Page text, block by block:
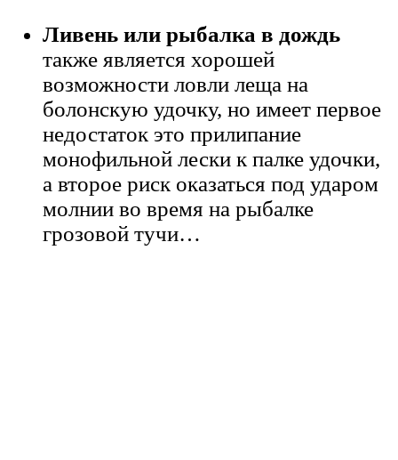
Ливень или рыбалка в дождь
также является хорошей
возможности ловли леща на
болонскую удочку, но имеет первое
недостаток это прилипание
монофильной лески к палке удочки,
а второе риск оказаться под ударом
молнии во время на рыбалке
грозовой тучи…